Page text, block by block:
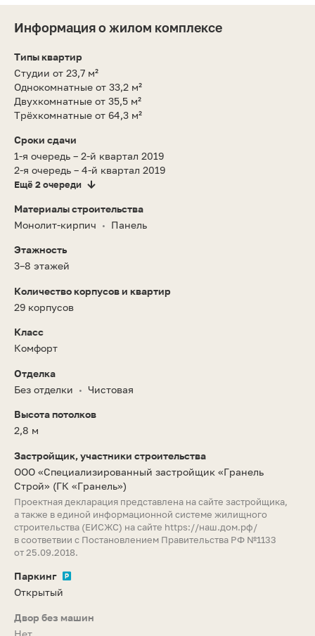
Информация о жилом комплексе
Типы квартир
Студии от 23,7 м²
Однокомнатные от 33,2 м²
Двухкомнатные от 35,5 м²
Трёхкомнатные от 64,3 м²
Сроки сдачи
1-я очередь – 2-й квартал 2019
2-я очередь – 4-й квартал 2019
Ещё 2 очереди
Материалы строительства
Монолит-кирпич
• Панель
Этажность
3–8 этажей
Количество корпусов и квартир
29 корпусов
Класс
Комфорт
Отделка
Без отделки
• Чистовая
Высота потолков
2,8 м
Застройщик, участники строительства
ООО «Специализированный застройщик «Гранель
Строй» (ГК «Гранель»)
Проектная декларация представлена на сайте застройщика,
а также в единой информационной системе жилищного
строительства (ЕИСЖС) на сайте https://наш.дом.рф/
в соответвии с Постановлением Правительства РФ №1133
от 25.09.2018.
Паркинг
Открытый
Двор без машин
Нет